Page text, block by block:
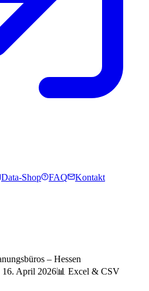
Data-Shop FAQ
Kontakt
– Hessen
16. April 2026📊 Excel & CSV